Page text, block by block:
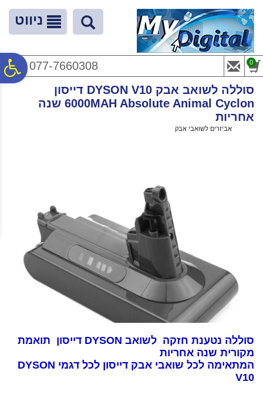
נגישות
המרכזי
ניווט
077-7660308 0
סוללה לשואב אבק DYSON V10 דייסון
6000MAH Absolute Animal Cyclon שנה
אחריות
אביזרים לשואבי אבק
סוללה נטענת חזקה לשואב DYSON דייסון תואמת
מקורית שנה אחריות
המתאימה לכל שואבי אבק דייסון לכל דגמי DYSON
V10